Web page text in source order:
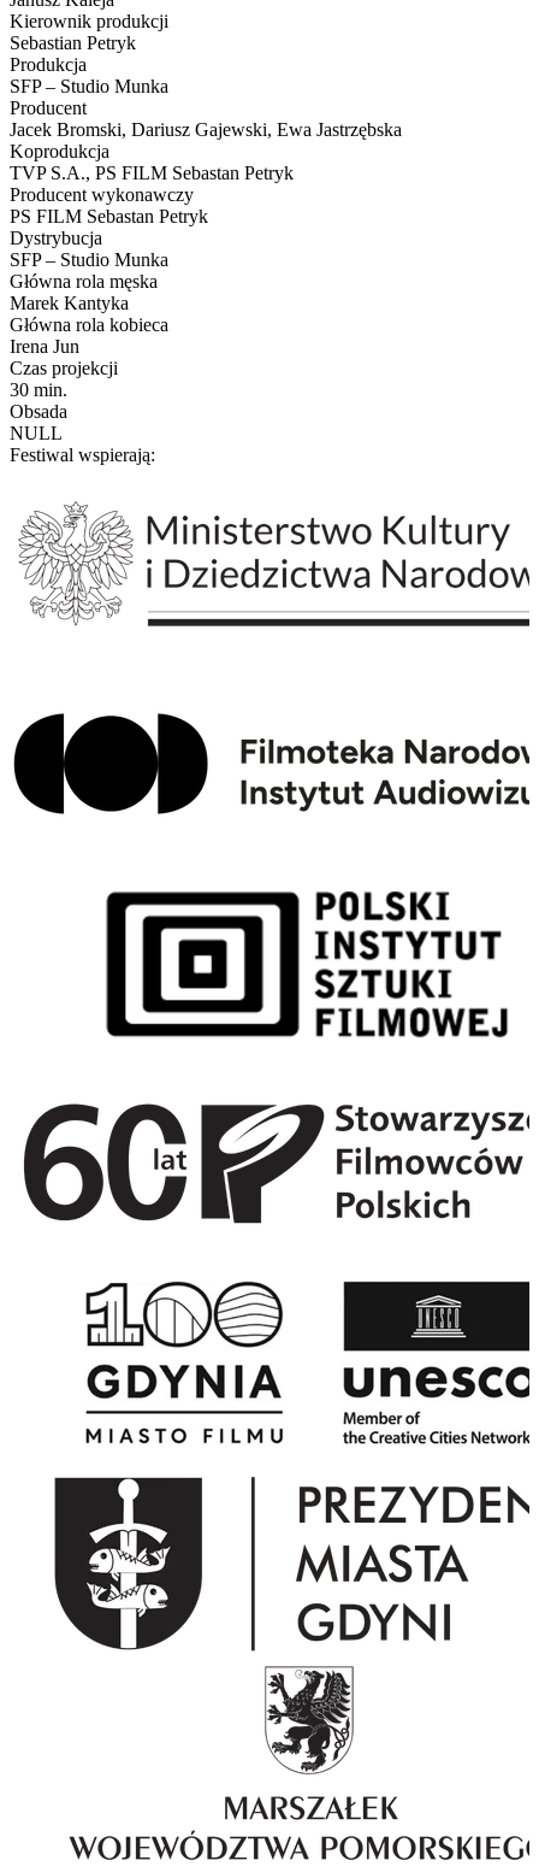
Kierownik produkcji
Sebastian Petryk
Produkcja
SFP – Studio Munka
Producent
Jacek Bromski, Dariusz Gajewski, Ewa Jastrzębska
Koprodukcja
TVP S.A., PS FILM Sebastan Petryk
Producent wykonawczy
PS FILM Sebastan Petryk
Dystrybucja
SFP – Studio Munka
Główna rola męska
Marek Kantyka
Główna rola kobieca
Irena Jun
Czas projekcji
30 min.
Obsada
NULL
Festiwal wspierają: